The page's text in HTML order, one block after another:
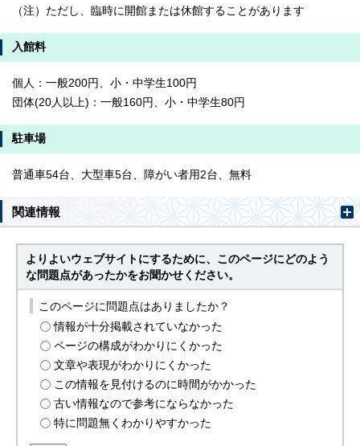
（注）ただし、臨時に開館または休館することがあります
入館料
個人：一般200円、小・中学生100円
団体(20人以上)：一般160円、小・中学生80円
駐車場
普通車54台、大型車5台、障がい者用2台、無料
関連情報
よりよいウェブサイトにするために、このページにどのよう
な問題点があったかをお聞かせください。
このページに問題点はありましたか？
情報が十分掲載されていなかった
ページの構成がわかりにくかった
文章や表現がわかりにくかった
この情報を見付けるのに時間がかかった
古い情報なので参考にならなかった
特に問題無くわかりやすかった